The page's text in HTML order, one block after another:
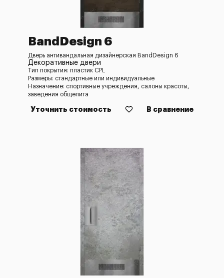
BandDesign 6
Дверь антивандальная дизайнерская BandDesign 6
Декоративные двери
Тип покрытия: пластик CPL
Размеры: стандартные или индивидуальные
Назначение: спортивные учреждения, салоны красоты,
заведения общепита
Уточнить стоимость В сравнение